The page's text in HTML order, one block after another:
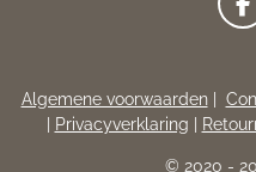
F
A
B
O
Algemene voorwaarden|
Privacyverklaring
© 2020 -